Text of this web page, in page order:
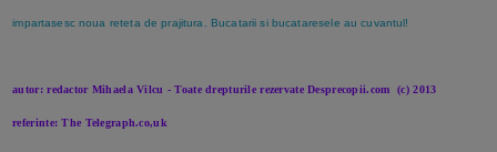
impartasesc noua reteta de prajitura. Bucatarii si bucataresele au cuvantul!
autor: redactor Mihaela Vilcu - Toate drepturile rezervate Desprecopii.com (c) 2013
referinte: The Telegraph.co,uk